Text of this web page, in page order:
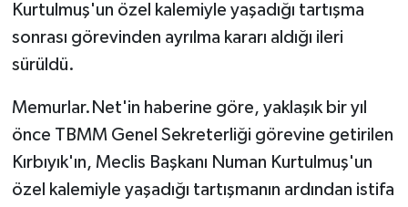
Kurtulmuş'un özel kalemiyle yaşadığı tartışma
sonrası görevinden ayrılma kararı aldığı ileri
sürüldü.
Memurlar.Net'in haberine göre, yaklaşık bir yıl
önce TBMM Genel Sekreterliği görevine getirilen
Kırbıyık'ın, Meclis Başkanı Numan Kurtulmuş'un
özel kalemiyle yaşadığı tartışmanın ardından istifa